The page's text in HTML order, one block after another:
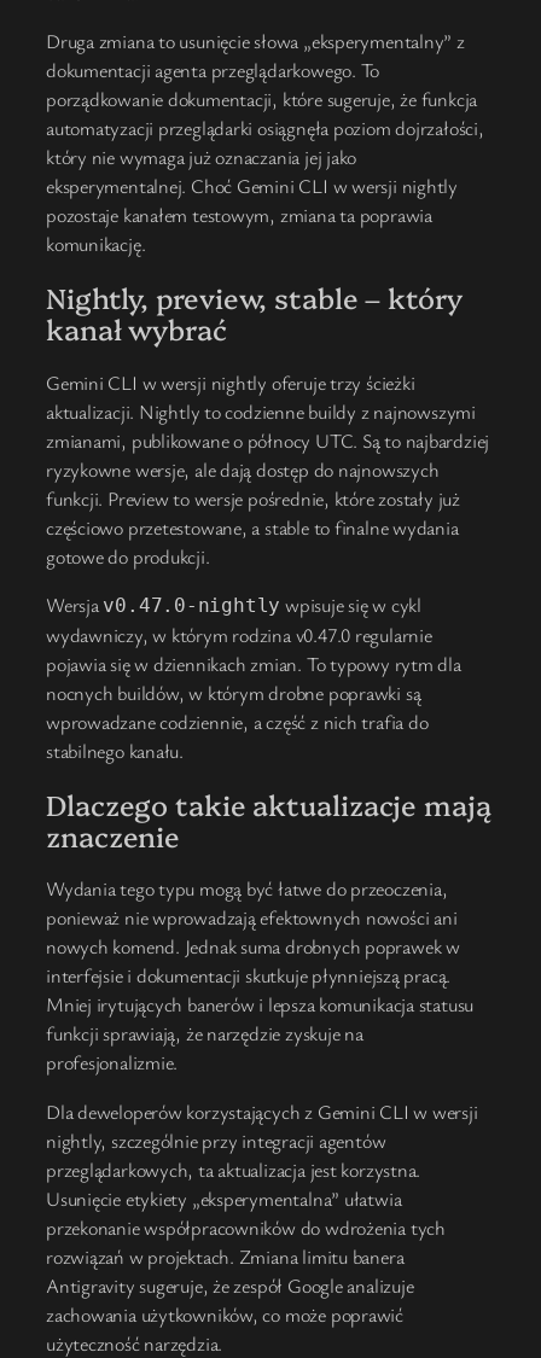
Druga zmiana to usunięcie słowa „eksperymentalny” z
dokumentacji agenta przeglądarkowego. To
porządkowanie dokumentacji, które sugeruje, że funkcja
automatyzacji przeglądarki osiągnęła poziom dojrzałości,
który nie wymaga już oznaczania jej jako
eksperymentalnej. Choć Gemini CLI w wersji nightly
pozostaje kanałem testowym, zmiana ta poprawia
komunikację.
Nightly, preview, stable – który
kanał wybrać
Gemini CLI w wersji nightly oferuje trzy ścieżki
aktualizacji. Nightly to codzienne buildy z najnowszymi
zmianami, publikowane o północy UTC. Są to najbardziej
ryzykowne wersje, ale dają dostęp do najnowszych
funkcji. Preview to wersje pośrednie, które zostały już
częściowo przetestowane, a stable to finalne wydania
gotowe do produkcji.
Wersja v0.47.0-nightly wpisuje się w cykl
wydawniczy, w którym rodzina v0.47.0 regularnie
pojawia się w dziennikach zmian. To typowy rytm dla
nocnych buildów, w którym drobne poprawki są
wprowadzane codziennie, a część z nich trafia do
stabilnego kanału.
Dlaczego takie aktualizacje mają
znaczenie
Wydania tego typu mogą być łatwe do przeoczenia,
ponieważ nie wprowadzają efektownych nowości ani
nowych komend. Jednak suma drobnych poprawek w
interfejsie i dokumentacji skutkuje płynniejszą pracą.
Mniej irytujących banerów i lepsza komunikacja statusu
funkcji sprawiają, że narzędzie zyskuje na
profesjonalizmie.
Dla deweloperów korzystających z Gemini CLI w wersji
nightly, szczególnie przy integracji agentów
przeglądarkowych, ta aktualizacja jest korzystna.
Usunięcie etykiety „eksperymentalna” ułatwia
przekonanie współpracowników do wdrożenia tych
rozwiązań w projektach. Zmiana limitu banera
Antigravity sugeruje, że zespół Google analizuje
zachowania użytkowników, co może poprawić
użyteczność narzędzia.